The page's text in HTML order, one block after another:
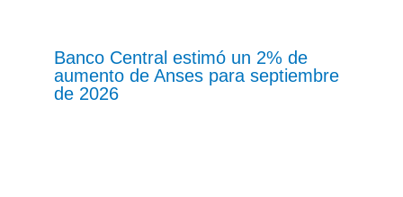
Banco Central estimó un 2% de
aumento de Anses para septiembre
de 2026